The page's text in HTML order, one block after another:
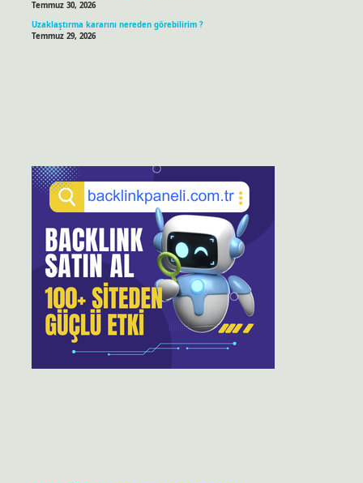
Temmuz 30, 2026
Uzaklaştırma kararını nereden görebilirim ?
Temmuz 29, 2026